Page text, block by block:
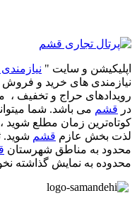
اپلیکیشن و سایت "
نیازمندی های خرید و فروش
رویدادهای حراج و تخفیف
در قشم می باشد. شما
کوتاه‌ترین زمان مطلع شوید
لذت بخش عازم قشم شوید.
محدود به مناطق شهرستان
محدوده به نمایش گذاشته